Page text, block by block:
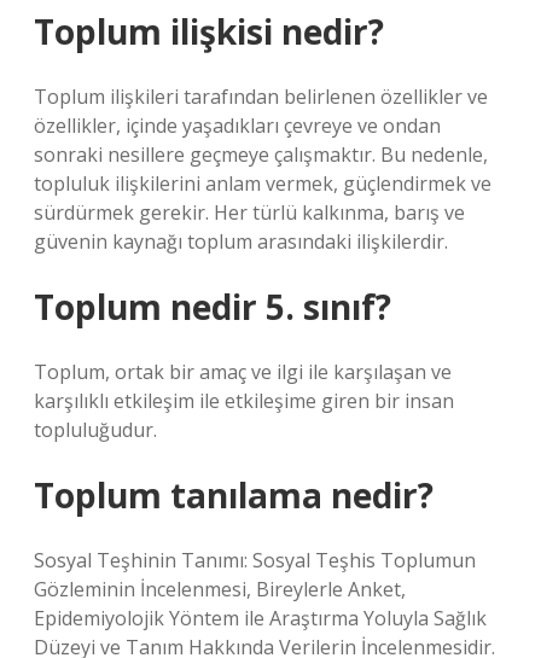
Toplum ilişkisi nedir?
Toplum ilişkileri tarafından belirlenen özellikler ve
özellikler, içinde yaşadıkları çevreye ve ondan
sonraki nesillere geçmeye çalışmaktır. Bu nedenle,
topluluk ilişkilerini anlam vermek, güçlendirmek ve
sürdürmek gerekir. Her türlü kalkınma, barış ve
güvenin kaynağı toplum arasındaki ilişkilerdir.
Toplum nedir 5. sınıf?
Toplum, ortak bir amaç ve ilgi ile karşılaşan ve
karşılıklı etkileşim ile etkileşime giren bir insan
topluluğudur.
Toplum tanılama nedir?
Sosyal Teşhinin Tanımı: Sosyal Teşhis Toplumun
Gözleminin İncelenmesi, Bireylerle Anket,
Epidemiyolojik Yöntem ile Araştırma Yoluyla Sağlık
Düzeyi ve Tanım Hakkında Verilerin İncelenmesidir.